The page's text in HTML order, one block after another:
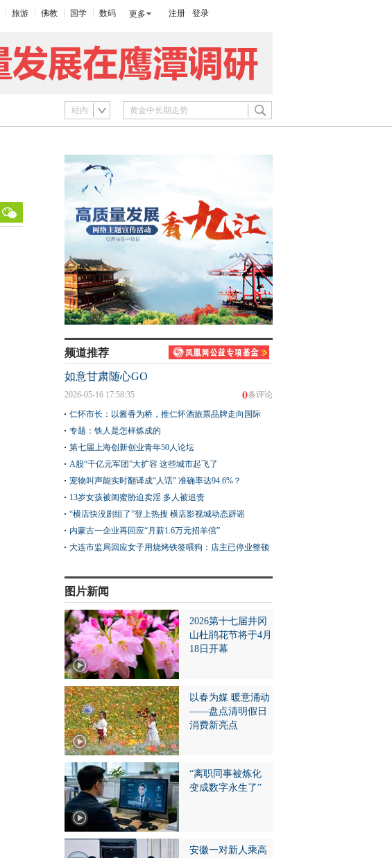
旅游 佛教 国学 数码 更多 注册 登录
站内
频道推荐
如意甘肃随心GO
0条评论
2026-05-16 17:58:35
仁怀市长：以酱香为桥，推仁怀酒旅票品牌走向国际
专题：铁人是怎样炼成的
第七届上海创新创业青年50人论坛
A股“千亿元军团”大扩容 这些城市起飞了
宠物叫声能实时翻译成“人话” 准确率达94.6%？
13岁女孩被闺蜜胁迫卖淫 多人被追责
“横店快没剧组了”登上热搜 横店影视城动态辟谣
内蒙古一企业再回应“月薪1.6万元招羊倌”
大连市监局回应女子用烧烤铁签喂狗：店主已停业整顿
图片新闻
2026第十七届井冈
山杜鹃花节将于4月
18日开幕
以春为媒 暖意涌动
——盘点清明假日
消费新亮点
“离职同事被炼化
变成数字永生了”
安徽一对新人乘高